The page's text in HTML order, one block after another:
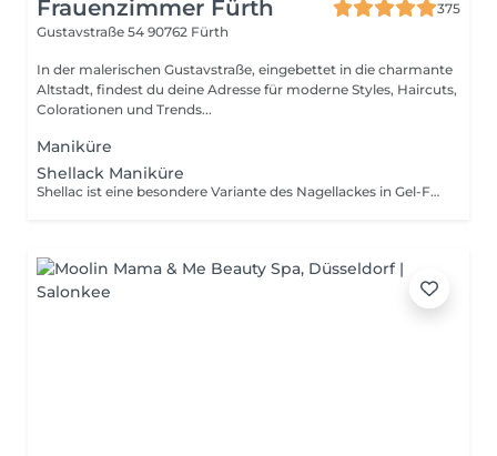
Frauenzimmer Fürth
375
Gustavstraße 54 90762 Fürth
In der malerischen Gustavstraße, eingebettet in die charmante
Altstadt, findest du deine Adresse für moderne Styles, Haircuts,
Colorationen und Trends...
Maniküre
Shellack Maniküre
Shellac ist eine besondere Variante des Nagellackes in Gel-Form.